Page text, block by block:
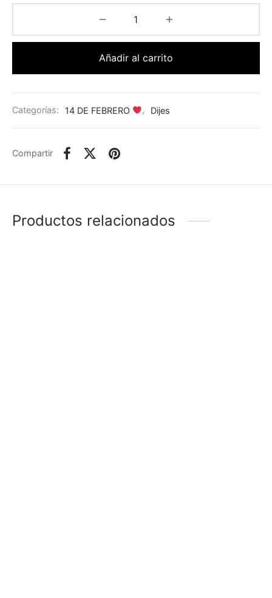
Añadir al carrito
Categorías: 14 DE FEBRERO , Dijes
Compartir
Productos relacionados